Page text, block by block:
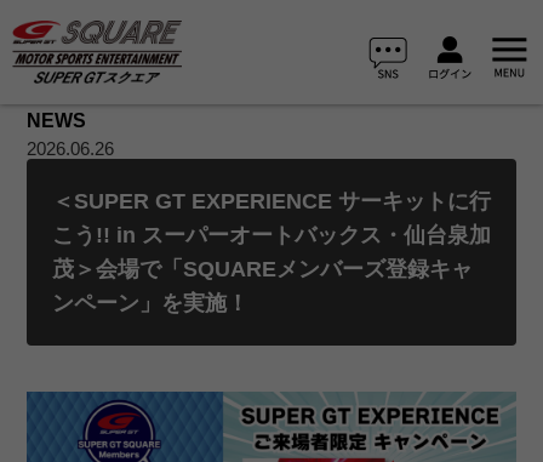
NEWS
2026.06.26
＜SUPER GT EXPERIENCE サーキットに行
こう!! in スーパーオートバックス・仙台泉加
茂＞会場で「SQUAREメンバーズ登録キャ
ンペーン」を実施！